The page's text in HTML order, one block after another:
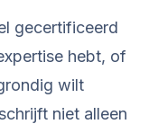
gecertificeerd
hebt, of
wilt
niet alleen